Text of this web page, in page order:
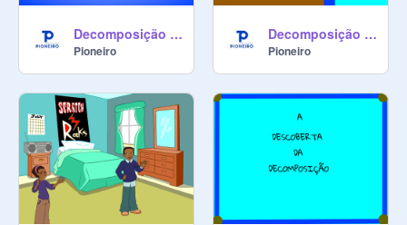
Decomposição - Letícia e Gustavo
Pioneiro
Decomposição - Jaqueline e Henrique
Pioneiro